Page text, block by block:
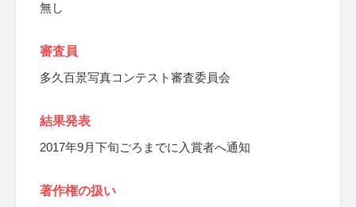
無し
審査員
多久百景写真コンテスト審査委員会
結果発表
2017年9月下旬ごろまでに入賞者へ通知
著作権の扱い